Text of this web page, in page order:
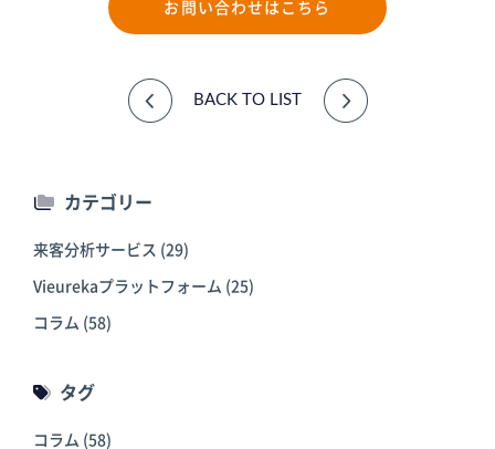
お問い合わせはこちら
BACK TO LIST
カテゴリー
来客分析サービス (29)
Vieurekaプラットフォーム (25)
コラム (58)
タグ
コラム (58)